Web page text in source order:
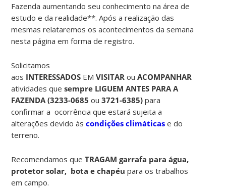
Fazenda aumentando seu conhecimento na área de
estudo e da realidade**. Após a realização das
mesmas relataremos os acontecimentos da semana
nesta página em forma de registro.
Solicitamos
aos INTERESSADOS EMVISITAR ouACOMPANHAR estas
atividades quesempre LIGUEM ANTES PARA A
FAZENDA (3233-0685 ou3721-6385)para
confirmar a ocorrência que estará sujeita a
alterações devido àscondições climáticas e do
terreno.
Recomendamos queTRAGAM garrafa para água,
protetor solar, bota e chapéu para os trabalhos
em campo.